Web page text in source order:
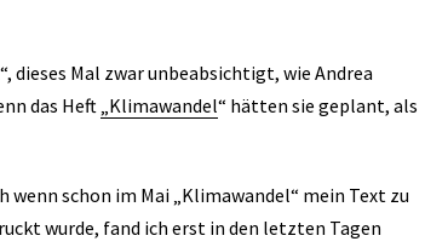
dieses Mal zwar unbeabsichtigt, wie Andrea
das Heft „Klimawandel“ hätten sie geplant, als
wenn schon im Mai „Klimawandel“ mein Text zu
wurde, fand ich erst in den letzten Tagen